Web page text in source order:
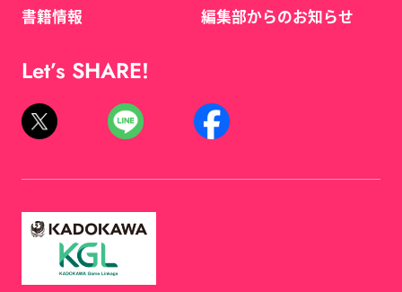
書籍情報
編集部からのお知らせ
Let’s SHARE!